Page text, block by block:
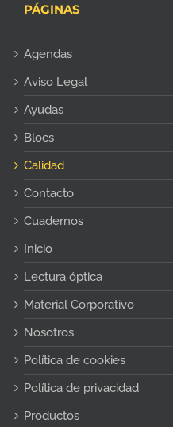
PÁGINAS
Agendas
Aviso Legal
Ayudas
Blocs
Calidad
Contacto
Cuadernos
Inicio
Lectura óptica
Material Corporativo
Nosotros
Política de cookies
Política de privacidad
Productos